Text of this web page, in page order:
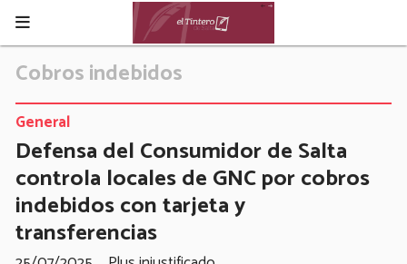
Cobros indebidos
Defensa del Consumidor de Salta
controla locales de GNC por cobros
indebidos con tarjeta y
transferencias
General